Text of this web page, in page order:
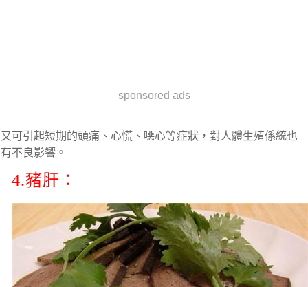
sponsored ads
又可引起短期的頭痛、心慌、噁心等症狀，對人體生殖係統也
有不良影響。
4.豬肝：